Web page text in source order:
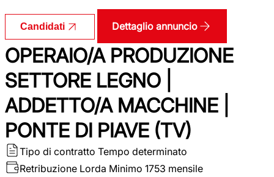
Candidati Dettaglio annuncio
OPERAIO/A PRODUZIONE
SETTORE LEGNO |
ADDETTO/A MACCHINE |
PONTE DI PIAVE (TV)
Tipo di contratto Tempo determinato
Retribuzione Lorda Minimo 1753 mensile